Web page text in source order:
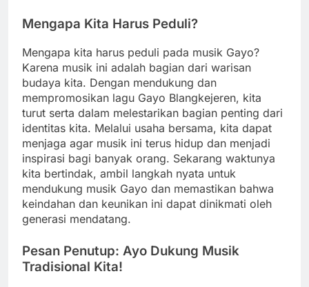
Mengapa Kita Harus Peduli?
Mengapa kita harus peduli pada musik Gayo?
Karena musik ini adalah bagian dari warisan
budaya kita. Dengan mendukung dan
mempromosikan lagu Gayo Blangkejeren, kita
turut serta dalam melestarikan bagian penting dari
identitas kita. Melalui usaha bersama, kita dapat
menjaga agar musik ini terus hidup dan menjadi
inspirasi bagi banyak orang. Sekarang waktunya
kita bertindak, ambil langkah nyata untuk
mendukung musik Gayo dan memastikan bahwa
keindahan dan keunikan ini dapat dinikmati oleh
generasi mendatang.
Pesan Penutup: Ayo Dukung Musik
Tradisional Kita!